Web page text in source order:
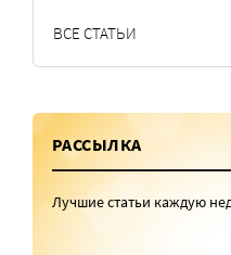
ВСЕ СТАТЬИ
РАССЫЛКА
Лучшие статьи каждую